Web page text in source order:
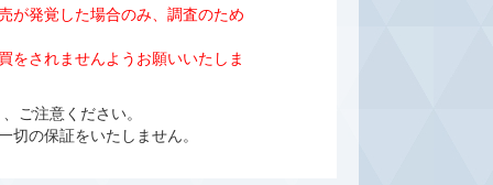
が発覚した場合のみ、調査のため
をされませんようお願いいたしま
ご注意ください。
の保証をいたしません。